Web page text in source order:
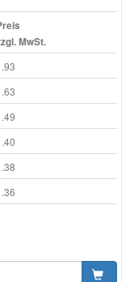
MwSt.